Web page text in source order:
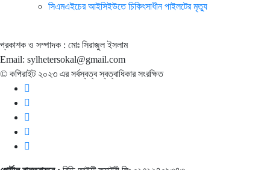
সিএমএইচের আইসিইউতে চিকিৎসাধীন পাইলটের মৃত্যু
প্রকাশক ও সম্পাদক : মোঃ সিরাজুল ইসলাম
Email: sylhetersokal@gmail.com
© কপিরাইট ২০২৩ এর সর্বস্বত্ব স্বত্বাধিকার সংরক্ষিত